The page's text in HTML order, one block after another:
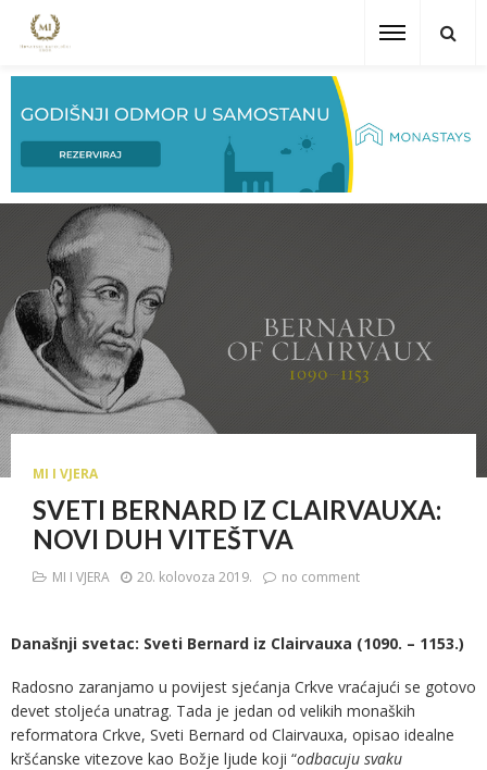
MI I VJERA
SVETI BERNARD IZ CLAIRVAUXA:
NOVI DUH VITEŠTVA
MI I VJERA 20. kolovoza 2019. no comment
Današnji svetac: Sveti Bernard iz Clairvauxa (1090. – 1153.)
Radosno zaranjamo u povijest sjećanja Crkve vraćajući se gotovo
devet stoljeća unatrag. Tada je jedan od velikih monaških
reformatora Crkve, Sveti Bernard od Clairvauxa, opisao idealne
kršćanske vitezove kao Božje ljude koji “odbacuju svaku